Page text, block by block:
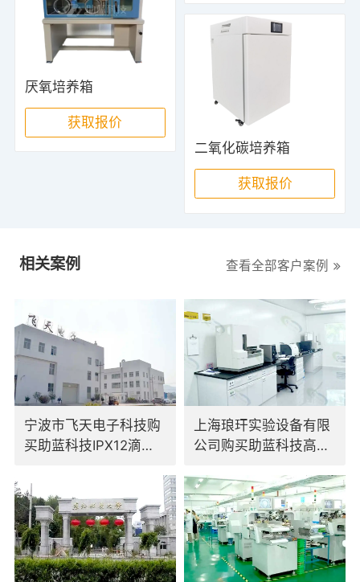
厌氧培养箱
获取报价
二氧化碳培养箱
获取报价
相关案例 查看全部客户案例
宁波市飞天电子科技购
买助蓝科技IPX12滴水
上海琅玕实验设备有限
公司购买助蓝科技高低